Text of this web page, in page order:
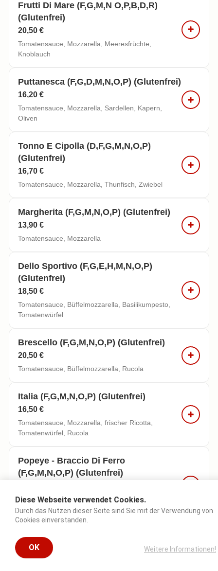
Frutti Di Mare (f,g,m,n O,p,b,d,r)
(glutenfrei)
20,50 €
Tomatensauce, Mozzarella, Meeresfrüchte,
Knoblauch
Puttanesca (f,g,d,m,n,o,p) (glutenfrei)
16,20 €
Tomatensauce, Mozzarella, Sardellen, Kapern,
Oliven
Tonno E Cipolla (d,f,g,m,n,o,p)
(glutenfrei)
16,70 €
Tomatensauce, Mozzarella, Thunfisch, Zwiebel
Margherita (f,g,m,n,o,p) (glutenfrei)
13,90 €
Tomatensauce, Mozzarella
Dello Sportivo (f,g,e,h,m,n,o,p)
(glutenfrei)
18,50 €
Tomatensauce, Büffelmozzarella, Basilikumpesto,
Tomatenwürfel
Brescello (f,g,m,n,o,p) (glutenfrei)
20,50 €
Tomatensauce, Büffelmozzarella, Rucola
Italia (f,g,m,n,o,p) (glutenfrei)
16,50 €
Tomatensauce, Mozzarella, frischer Ricotta,
Tomatenwürfel, Rucola
Popeye - Braccio Di Ferro
(f,g,m,n,o,p) (glutenfrei)
Tomatensauce, Mozzarella, Schafskäse, Spinat,
Tomatenwürfel
Quattro Formaggi (f,g,m,n,o,p)
(glutenfrei)
Diese Webseite verwendet Cookies.
Durch das Nutzen dieser Seite sind Sie mit der Verwendung von
Cookies einverstanden.
OK Weitere Informationen!